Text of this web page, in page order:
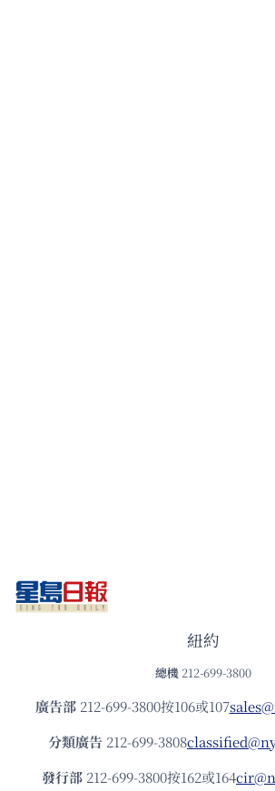
紐約
總機 212-699-3800
廣告部212-699-3800按106或107
分類廣告 212-699-3808
發⾏部 212-699-3800按162或164